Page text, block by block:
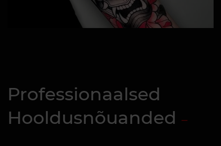
Professionaalsed
Hooldusnõuanded